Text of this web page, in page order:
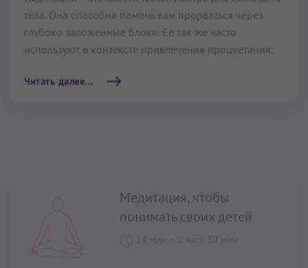
Медитация, чтобы
лучше понимать ваших детей.